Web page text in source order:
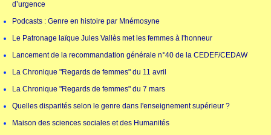
d’urgence
Podcasts : Genre en histoire par Mnémosyne
Le Patronage laïque Jules Vallès met les femmes à l'honneur
Lancement de la recommandation générale n°40 de la CEDEF/CEDAW
La Chronique "Regards de femmes" du 11 avril
La Chronique "Regards de femmes" du 7 mars
Quelles disparités selon le genre dans l'enseignement supérieur ?
Maison des sciences sociales et des Humanités